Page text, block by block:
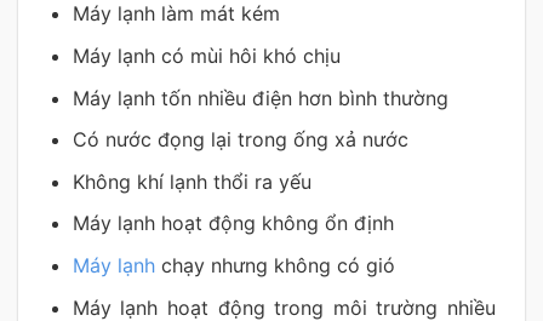
Máy lạnh làm mát kém
Máy lạnh có mùi hôi khó chịu
Máy lạnh tốn nhiều điện hơn bình thường
Có nước đọng lại trong ống xả nước
Không khí lạnh thổi ra yếu
Máy lạnh hoạt động không ổn định
Máy lạnhchạy nhưng không có gió
Máy lạnh hoạt động trong môi trường nhiều